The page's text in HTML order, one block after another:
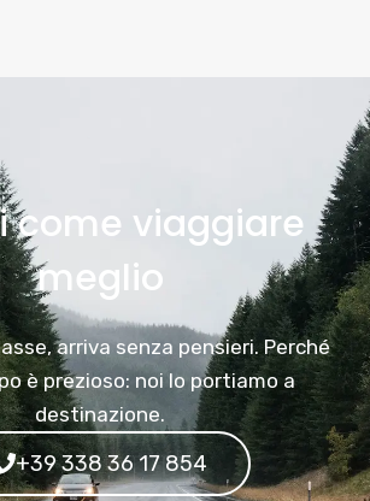
come viaggiare
meglio
arriva senza pensieri. Perché
è prezioso: noi lo portiamo a
destinazione.
+39 338 36 17 854